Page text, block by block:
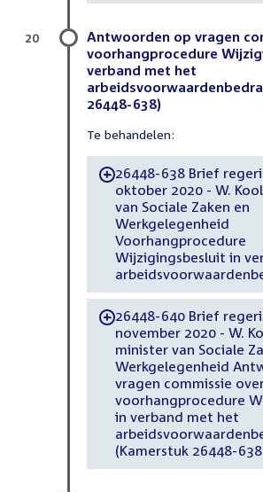
Antwoorden op vragen
voorhangprocedure
verband met het
26448-638)
Te behandelen:
-26448-638 Brief
oktober 2020 - W.
van Sociale Zaken en
Werkgelegenheid
Voorhangprocedure
Wijzigingsbesluit in
-26448-640 Brief
november 2020 - W.
minister van Sociale
Werkgelegenheid
vragen commissie
voorhangprocedure
in verband met het
(Kamerstuk 26448-
20